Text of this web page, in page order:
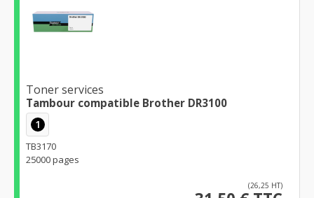
Toner services
Tambour compatible Brother DR3100
1
TB3170
25000 pages
(26,25 HT)